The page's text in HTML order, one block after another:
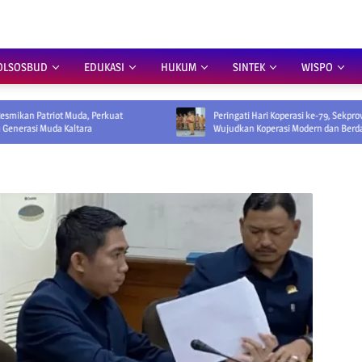
EDUKASI HUKUM SINTEK WISPO
Perkuat
Peringati Hari Koperasi ke-79, Sekprov Ajak
Wujudkan Koperasi Modern dan Berdaya Saing